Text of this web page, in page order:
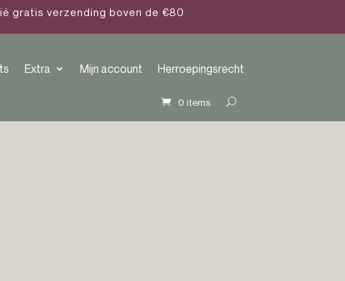
gratis verzending boven de €80
Extra Mijn account Herroepingsrecht
0 items